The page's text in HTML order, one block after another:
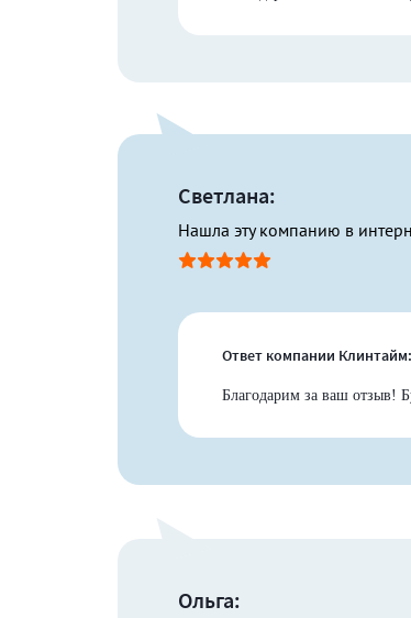
Светлана:
Нашла эту компанию в
Ответ компании Клинтайм:
Благодарим за ваш отзыв!
Ольга: